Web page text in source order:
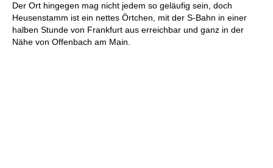
Der Ort hingegen mag nicht jedem so geläufig sein, doch
Heusenstamm ist ein nettes Örtchen, mit der S-Bahn in einer
halben Stunde von Frankfurt aus erreichbar und ganz in der
Nähe von Offenbach am Main.